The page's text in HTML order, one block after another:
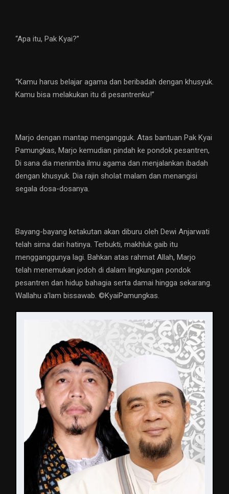
“Apa itu, Pak Kyai?”
“Kamu harus belajar agama dan beribadah dengan khusyuk.
Kamu bisa melakukan itu di pesantrenku!”
Marjo dengan mantap mengangguk. Atas bantuan Pak Kyai
Pamungkas, Marjo kemudian pindah ke pondok pesantren,
Di sana dia menimba ilmu agama dan menjalankan ibadah
dengan khusyuk. Dia rajin sholat malam dan menangisi
segala dosa-dosanya.
Bayang-bayang ketakutan akan diburu oleh Dewi Anjarwati
telah sirna dari hatinya. Terbukti, makhluk gaib itu
mengganggunya lagi. Bahkan atas rahmat Allah, Marjo
telah menemukan jodoh di dalam lingkungan pondok
pesantren dan hidup bahagia serta damai hingga sekarang.
Wallahu a’lam bissawab. ©️KyaiPamungkas.